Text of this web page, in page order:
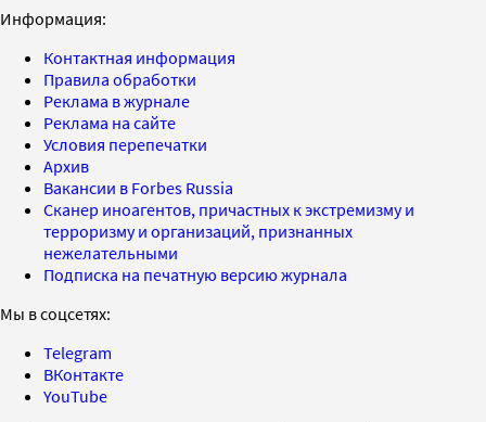
Информация:
Контактная информация
Правила обработки
Реклама в журнале
Реклама на сайте
Условия перепечатки
Архив
Вакансии в Forbes Russia
Сканер иноагентов, причастных к экстремизму и
терроризму и организаций, признанных
нежелательными
Подписка на печатную версию журнала
Мы в соцсетях:
Telegram
ВКонтакте
YouTube